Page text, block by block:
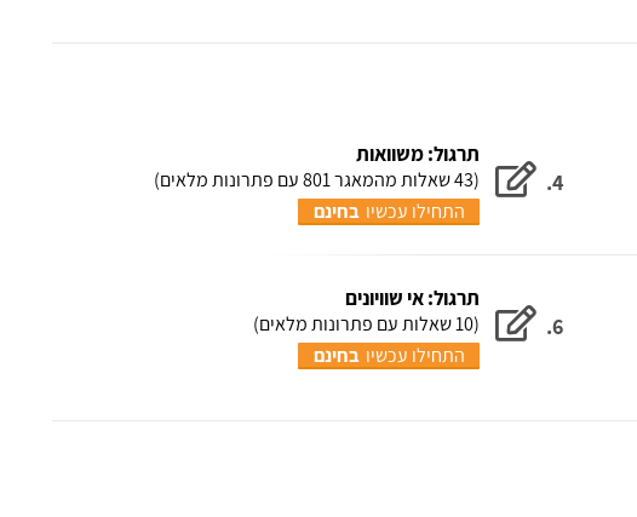
4.
תרגול: משוואות
(43 שאלות מהמאגר 801 עם פתרונות מלאים)
התחילו עכשיו בחינם
6.
תרגול: אי שוויונים
(10 שאלות עם פתרונות מלאים)
התחילו עכשיו בחינם